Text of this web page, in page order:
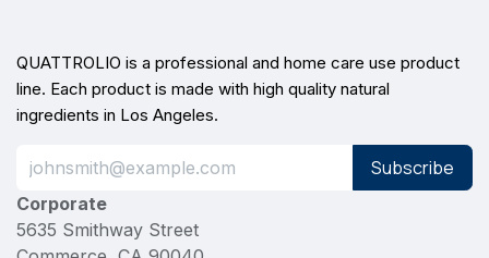
QUATTROLIO is a professional and home care use product
line. Each product is made with high quality natural
ingredients in Los Angeles.
Subscribe
Corporate
5635 Smithway Street